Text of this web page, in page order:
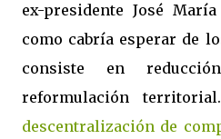
ex-presidente José
como cabría esperar de
consiste en
reformulación
descentralización de